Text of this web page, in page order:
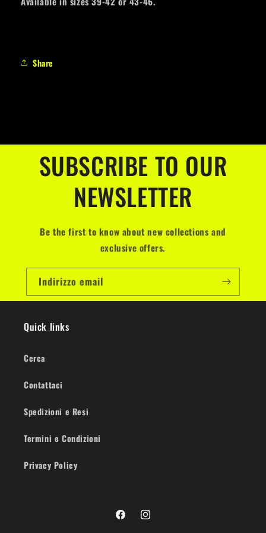
Share
SUBSCRIBE TO OUR
NEWSLETTER
Be the first to know about new collections and
exclusive offers.
Indirizzo email
Quick links
Cerca
Contattaci
Spedizioni e Resi
Termini e Condizioni
Privacy Policy
FacebookInstagram